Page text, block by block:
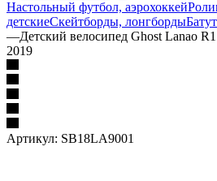
Настольный футбол, аэрохоккей
детскиеСкейтборды, лонгборды
—Детский велосипед Ghost Lanao
2019
Артикул: SB18LA9001